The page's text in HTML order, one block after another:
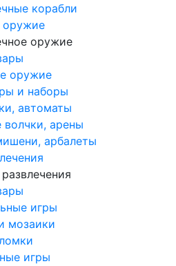
корабли
оружие
оружие
оружие
и наборы
автоматы
волчки, арены
арбалеты
игры
мозаики
игры